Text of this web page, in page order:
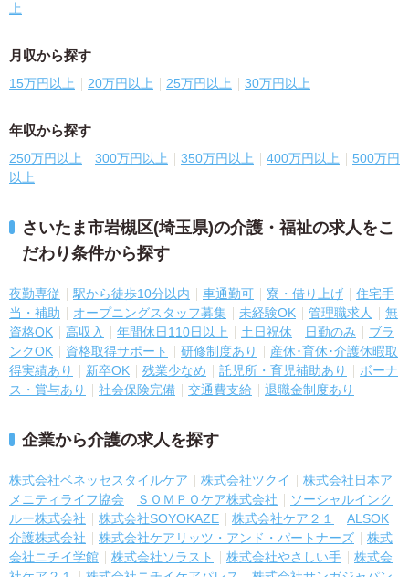
上
月収から探す
15万円以上 20万円以上 25万円以上 30万円以上
年収から探す
250万円以上 300万円以上 350万円以上 400万円以上
500万円
以上
さいたま市岩槻区(埼玉県)の介護・福祉の求人をこ
だわり条件から探す
夜勤専従 駅から徒歩10分以内 車通勤可 寮・借り上げ
住宅手
当・補助
オープニングスタッフ募集 未経験OK 管理職求人
無
資格OK
高収入 年間休日110日以上 土日祝休 日勤のみ
ブラ
ンクOK
資格取得サポート 研修制度あり
産休･育休･介護休暇取
得実績あり
新卒OK 残業少なめ 託児所・育児補助あり
ボーナ
ス・賞与あり
社会保険完備 交通費支給 退職金制度あり
企業から介護の求人を探す
株式会社ベネッセスタイルケア 株式会社ツクイ
株式会社日本ア
メニティライフ協会
ＳＯＭＰＯケア株式会社
ソーシャルインク
ルー株式会社
株式会社SOYOKAZE 株式会社ケア２１
ALSOK
介護株式会社
株式会社ケアリッツ・アンド・パートナーズ
株式
会社ニチイ学館
株式会社ソラスト 株式会社やさしい手
株式会